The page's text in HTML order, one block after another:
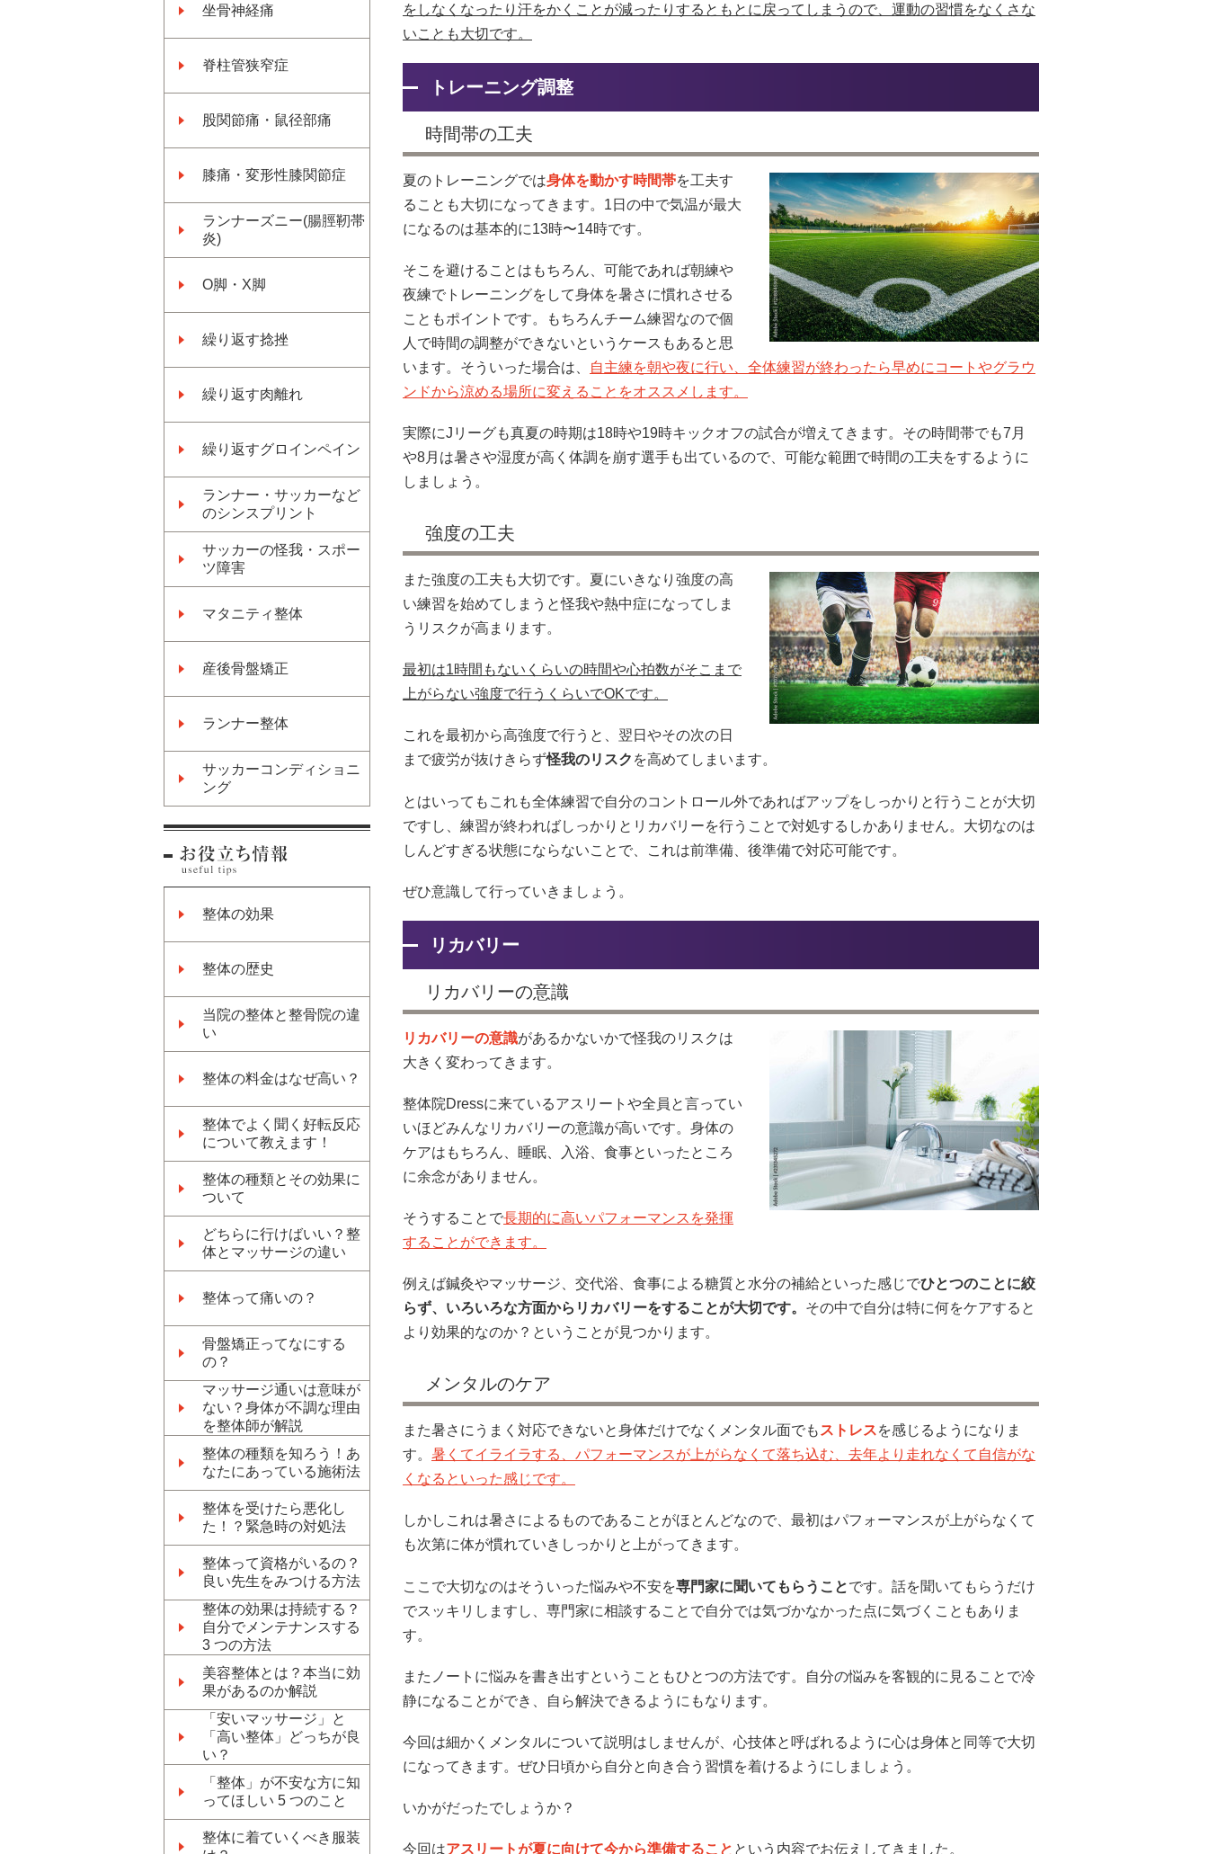
坐骨神経痛
脊柱管狭窄症
股関節痛・鼠径部痛
膝痛・変形性膝関節症
ランナーズニー(腸脛靭帯
炎)
O脚・X脚
繰り返す捻挫
繰り返す肉離れ
繰り返すグロインペイン
ランナー・サッカーなど
のシンスプリント
サッカーの怪我・スポー
ツ障害
マタニティ整体
産後骨盤矯正
ランナー整体
サッカーコンディショニ
ング
整体の効果
整体の歴史
当院の整体と整骨院の違
い
整体の料金はなぜ高い？
整体でよく聞く好転反応
について教えます！
整体の種類とその効果に
ついて
どちらに行けばいい？整
体とマッサージの違い
整体って痛いの？
骨盤矯正ってなにする
の？
マッサージ通いは意味が
ない？身体が不調な理由
を整体師が解説
整体の種類を知ろう！あ
なたにあっている施術法
整体を受けたら悪化し
た！？緊急時の対処法
整体って資格がいるの？
良い先生をみつける方法
整体の効果は持続する？
自分でメンテナンスする
3 つの方法
美容整体とは？本当に効
果があるのか解説
「安いマッサージ」と
「高い整体」どっちが良
い？
「整体」が不安な方に知
ってほしい 5 つのこと
整体に着ていくべき服装
をしなくなったり汗をかくことが減ったりするともとに戻ってしまうので、運動の習慣をなくさな
いことも大切です。
トレーニング調整
時間帯の工夫
夏のトレーニングでは身体を動かす時間帯を工夫す
ることも大切になってきます。1日の中で気温が最大
になるのは基本的に13時〜14時です。
そこを避けることはもちろん、可能であれば朝練や
夜練でトレーニングをして身体を暑さに慣れさせる
こともポイントです。もちろんチーム練習なので個
人で時間の調整ができないというケースもあると思
います。そういった場合は、
自主練を朝や夜に行い、全体練習が終わったら早めにコートやグラウ
ンドから涼める場所に変えることをオススメします。
実際にJリーグも真夏の時期は18時や19時キックオフの試合が増えてきます。その時間帯でも7月
や8月は暑さや湿度が高く体調を崩す選手も出ているので、可能な範囲で時間の工夫をするように
しましょう。
強度の工夫
また強度の工夫も大切です。夏にいきなり強度の高
い練習を始めてしまうと怪我や熱中症になってしま
うリスクが高まります。
最初は1時間もないくらいの時間や心拍数がそこまで
上がらない強度で行うくらいでOKです。
これを最初から高強度で行うと、翌日やその次の日
まで疲労が抜けきらず怪我のリスク を高めてしまいます。
とはいってもこれも全体練習で自分のコントロール外であればアップをしっかりと行うことが大切
ですし、練習が終わればしっかりとリカバリーを行うことで対処するしかありません。大切なのは
しんどすぎる状態にならないことで、これは前準備、後準備で対応可能です。
ぜひ意識して行っていきましょう。
リカバリー
リカバリーの意識
リカバリーの意識があるかないかで怪我のリスクは
大きく変わってきます。
整体院Dressに来ているアスリートや全員と言ってい
いほどみんなリカバリーの意識が高いです。身体の
ケアはもちろん、睡眠、入浴、食事といったところ
に余念がありません。
そうすることで長期的に高いパフォーマンスを発揮
することができます。
例えば鍼灸やマッサージ、交代浴、食事による糖質と水分の補給といった感じでひとつのことに絞
らず、いろいろな方面からリカバリーをすることが大切です。 その中で自分は特に何をケアすると
より効果的なのか？ということが見つかります。
メンタルのケア
また暑さにうまく対応できないと身体だけでなくメンタル面でも ストレスを感じるようになりま
す。 暑くてイライラする、パフォーマンスが上がらなくて落ち込む、去年より走れなくて自信がな
くなるといった感じです。
しかしこれは暑さによるものであることがほとんどなので、最初はパフォーマンスが上がらなくて
も次第に体が慣れていきしっかりと上がってきます。
ここで大切なのはそういった悩みや不安を専門家に聞いてもらうことです。話を聞いてもらうだけ
でスッキリしますし、専門家に相談することで自分では気づかなかった点に気づくこともありま
す。
またノートに悩みを書き出すということもひとつの方法です。自分の悩みを客観的に見ることで冷
静になることができ、自ら解決できるようにもなります。
今回は細かくメンタルについて説明はしませんが、心技体と呼ばれるように心は身体と同等で大切
になってきます。ぜひ日頃から自分と向き合う習慣を着けるようにしましょう。
いかがだったでしょうか？
今回はアスリートが夏に向けて今から準備すること という内容でお伝えしてきました。